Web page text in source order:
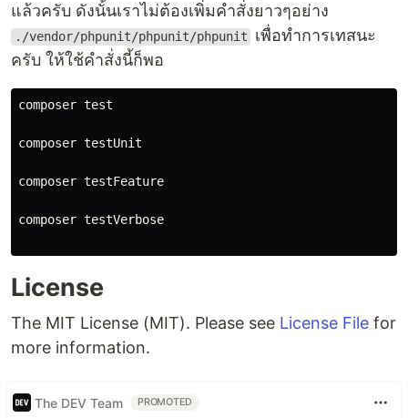
แล้วครับ ดังนั้นเราไม่ต้องเพิ่มคำสั่งยาวๆอย่าง
./vendor/phpunit/phpunit/phpunit
เพื่อทำการเทสนะ
ครับ ให้ใช้คำสั่งนี้ก็พอ
composer test
composer testUnit
composer testFeature
composer testVerbose
License
The MIT License (MIT). Please see License File for
more information.
The DEV Team PROMOTED